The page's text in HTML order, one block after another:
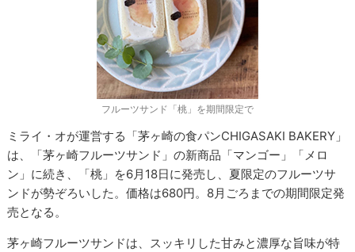
フルーツサンド「桃」を期間限定で
ミライ・オが運営する「茅ヶ崎の食パンCHIGASAKI BAKERY」
は、「茅ヶ崎フルーツサンド」の新商品「マンゴー」「メロ
ン」に続き、「桃」を6月18日に発売し、夏限定のフルーツサ
ンドが勢ぞろいした。価格は680円。8月ごろまでの期間限定発
売となる。
茅ヶ崎フルーツサンドは、スッキリした甘みと濃厚な旨味が特